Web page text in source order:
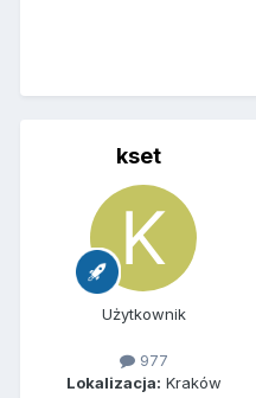
kset
Użytkownik
977
Lokalizacja: Kraków